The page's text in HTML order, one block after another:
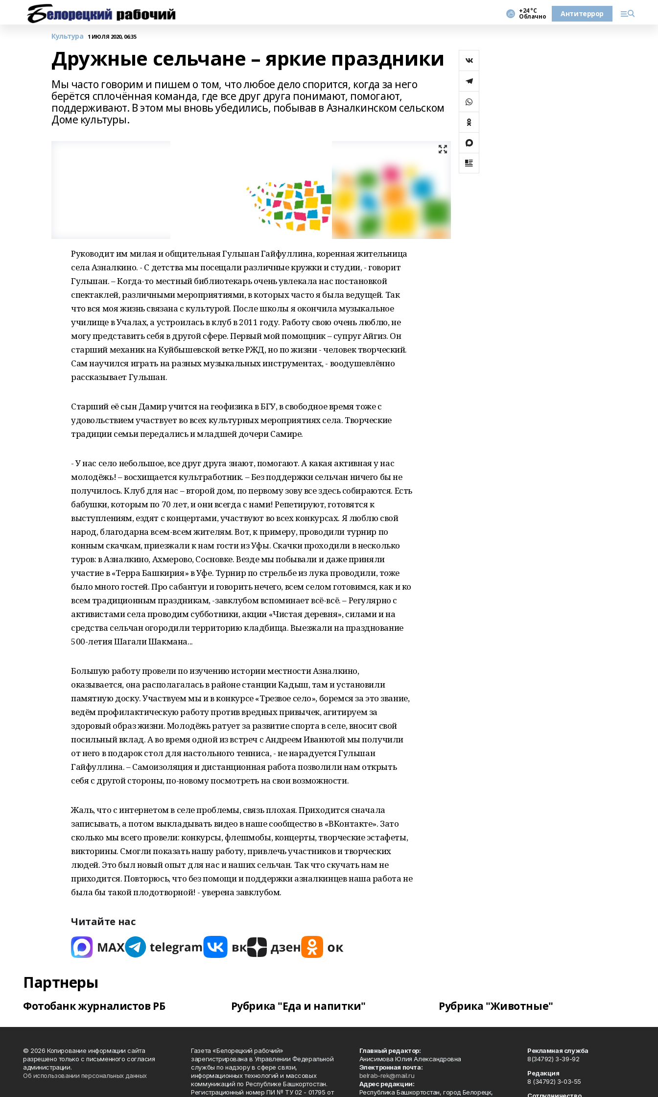
+24 °С
Облачно Антитеррор
Культура 1 ИЮЛЯ 2020, 06:35
Дружные сельчане – яркие праздники
Мы часто говорим и пишем о том, что любое дело спорится, когда за него
берётся сплочённая команда, где все друг друга понимают, помогают,
поддерживают. В этом мы вновь убедились, побывав в Азналкинском сельском
Доме культуры.
Руководит им милая и общительная Гульшан Гайфуллина, коренная жительница
села Азналкино. - С детства мы посещали различные кружки и студии, - говорит
Гульшан. – Когда-то местный библиотекарь очень увлекала нас постановкой
спектаклей, различными мероприятиями, в которых часто я была ведущей. Так
что вся моя жизнь связана с культурой. После школы я окончила музыкальное
училище в Учалах, а устроилась в клуб в 2011 году. Работу свою очень люблю, не
могу представить себя в другой сфере. Первый мой помощник – супруг Айгиз. Он
старший механик на Куйбышевской ветке РЖД, но по жизни - человек творческий.
Сам научился играть на разных музыкальных инструментах, - воодушевлённо
рассказывает Гульшан.
Старший её сын Дамир учится на геофизика в БГУ, в свободное время тоже с
удовольствием участвует во всех культурных мероприятиях села. Творческие
традиции семьи передались и младшей дочери Самире.
- У нас село небольшое, все друг друга знают, помогают. А какая активная у нас
молодёжь! – восхищается культработник. – Без поддержки сельчан ничего бы не
получилось. Клуб для нас – второй дом, по первому зову все здесь собираются. Есть
бабушки, которым по 70 лет, и они всегда с нами! Репетируют, готовятся к
выступлениям, ездят с концертами, участвуют во всех конкурсах. Я люблю свой
народ, благодарна всем-всем жителям. Вот, к примеру, проводили турнир по
конным скачкам, приезжали к нам гости из Уфы. Скачки проходили в несколько
туров: в Азналкино, Ахмерово, Сосновке. Везде мы побывали и даже приняли
участие в «Терра Башкирия» в Уфе. Турнир по стрельбе из лука проводили, тоже
было много гостей. Про сабантуи и говорить нечего, всем селом готовимся, как и ко
всем традиционным праздникам, -завклубом вспоминает всё-всё. – Регулярно с
активистами села проводим субботники, акции «Чистая деревня», силами и на
средства сельчан огородили территорию кладбища. Выезжали на празднование
500-летия Шагали Шакмана...
Большую работу провели по изучению истории местности Азналкино,
оказывается, она располагалась в районе станции Кадыш, там и установили
памятную доску. Участвуем мы и в конкурсе «Трезвое село», боремся за это звание,
ведём профилактическую работу против вредных привычек, агитируем за
здоровый образ жизни. Молодёжь ратует за развитие спорта в селе, вносит свой
посильный вклад. А во время одной из встреч с Андреем Иванютой мы получили
от него в подарок стол для настольного тенниса, - не нарадуется Гульшан
Гайфуллина. – Самоизоляция и дистанционная работа позволили нам открыть
себя с другой стороны, по-новому посмотреть на свои возможности.
Жаль, что с интернетом в селе проблемы, связь плохая. Приходится сначала
записывать, а потом выкладывать видео в наше сообщество в «ВКонтакте». Зато
сколько мы всего провели: конкурсы, флешмобы, концерты, творческие эстафеты,
викторины. Смогли показать нашу работу, привлечь участников и творческих
людей. Это был новый опыт для нас и наших сельчан. Так что скучать нам не
приходится. Повторюсь, что без помощи и поддержки азналкинцев наша работа не
была бы такой плодотворной! - уверена завклубом.
Читайте нас
Партнеры
Фотобанк журналистов РБ Рубрика "Еда и напитки" Рубрика "Животные"
© 2026 Копирование информации сайта
разрешено только с письменного согласия
администрации.
Об использовании персональных данных
Газета «Белорецкий рабочий»
зарегистрирована в Управлении Федеральной
службы по надзору в сфере связи,
информационных технологий и массовых
коммуникаций по Республике Башкортостан.
Регистрационный номер ПИ № ТУ 02 - 01795 от
Главный редактор:
Анисимова Юлия Александровна
Электронная почта:
belrab-rek@mail.ru
Адрес редакции:
Республика Башкортостан, город Белорецк,
Рекламная служба
8(34792) 3-39-92
Редакция
8 (34792) 3-03-55